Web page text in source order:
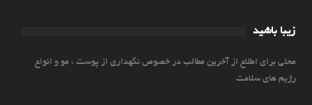
زیبا باشید
محلی برای اطلاع از آخرین مطالب در خصوص نگهداری از پوست ، مو و انواع
رژیم های سلامت